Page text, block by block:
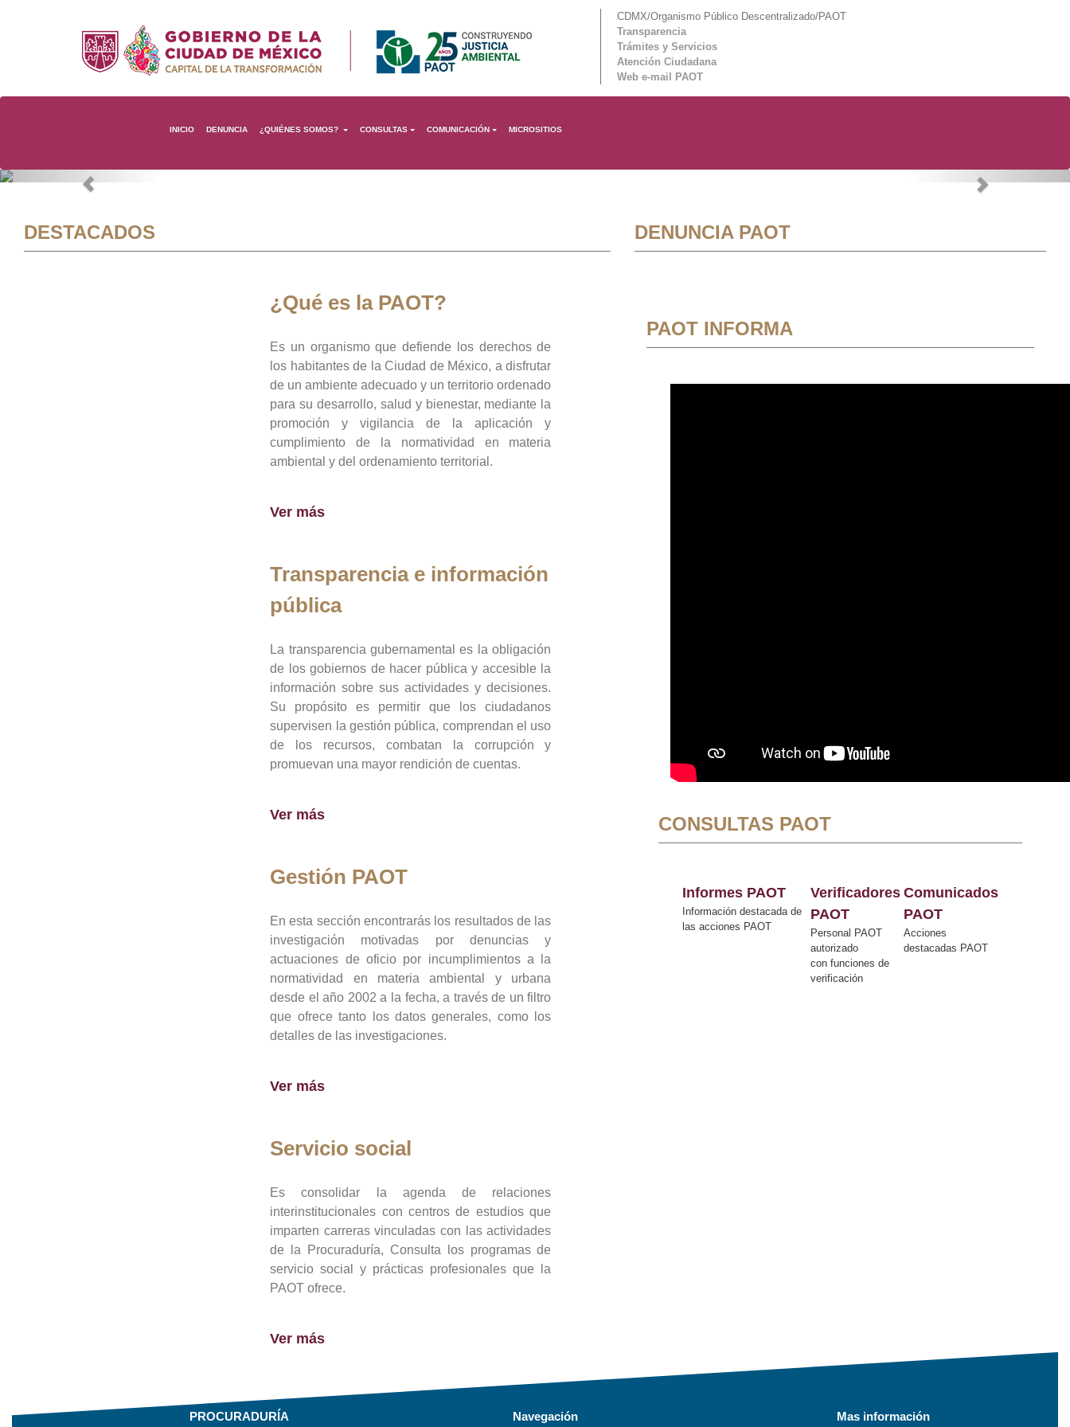
CDMX/Organismo Público Descentralizado/PAOT
Transparencia
Trámites y Servicios
Atención Ciudadana
Web e-mail PAOT
INICIO DENUNCIA ¿QUIÉNES SOMOS? CONSULTAS COMUNICACIÓN MICROSITIOS
Previous Next
DESTACADOS
¿Qué es la PAOT?
Es un organismo que defiende los derechos de
los habitantes de la Ciudad de México, a disfrutar
de un ambiente adecuado y un territorio ordenado
para su desarrollo, salud y bienestar, mediante la
promoción y vigilancia de la aplicación y
cumplimiento de la normatividad en materia
ambiental y del ordenamiento territorial.
Ver más
Transparencia e información
pública
La transparencia gubernamental es la obligación
de los gobiernos de hacer pública y accesible la
información sobre sus actividades y decisiones.
Su propósito es permitir que los ciudadanos
supervisen la gestión pública, comprendan el uso
de los recursos, combatan la corrupción y
promuevan una mayor rendición de cuentas.
Ver más
Gestión PAOT
En esta sección encontrarás los resultados de las
investigación motivadas por denuncias y
actuaciones de oficio por incumplimientos a la
normatividad en materia ambiental y urbana
desde el año 2002 a la fecha, a través de un filtro
que ofrece tanto los datos generales, como los
detalles de las investigaciones.
Ver más
Servicio social
Es consolidar la agenda de relaciones
interinstitucionales con centros de estudios que
imparten carreras vinculadas con las actividades
de la Procuraduría, Consulta los programas de
servicio social y prácticas profesionales que la
PAOT ofrece.
Ver más
DENUNCIA PAOT
PAOT INFORMA
CONSULTAS PAOT
Informes PAOT
Información destacada de
las acciones PAOT
Verificadores
PAOT
Personal PAOT
autorizado
con funciones de
verificación
Comunicados
PAOT
Acciones
destacadas PAOT
PROCURADURÍA Navegación Mas información